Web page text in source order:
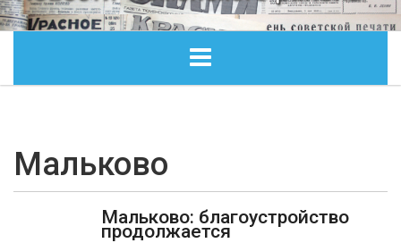
ОБЩЕСТВО
ЭКОНОМИКА
Мальково
Мальково: благоустройство
продолжается